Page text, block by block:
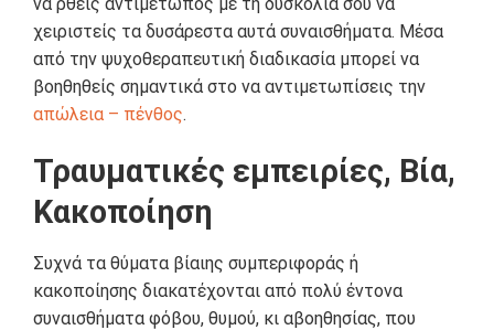
να ρθεις αντιμέτωπος με τη δυσκολία σου να
χειριστείς τα δυσάρεστα αυτά συναισθήματα. Μέσα
από την ψυχοθεραπευτική διαδικασία μπορεί να
βοηθηθείς σημαντικά στο να αντιμετωπίσεις την
απώλεια – πένθος.
Τραυματικές εμπειρίες, Βία,
Κακοποίηση
Συχνά τα θύματα βίαιης συμπεριφοράς ή
κακοποίησης διακατέχονται από πολύ έντονα
συναισθήματα φόβου, θυμού, κι αβοηθησίας, που